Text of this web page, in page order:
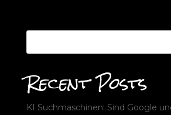
Recent Posts
KI Suchmaschinen: Sind Google